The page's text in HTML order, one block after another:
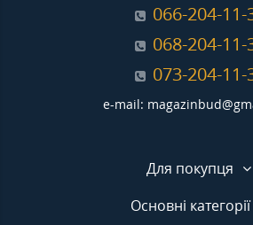
066-204-11-
068-204-11-
073-204-11-
e-mail:
Для покупця
Основні категорії